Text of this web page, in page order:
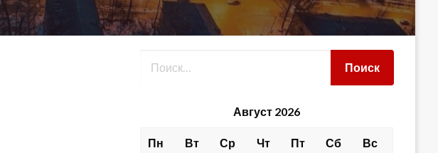
Август 2026
Пн Вт Ср Чт Пт Сб Вс